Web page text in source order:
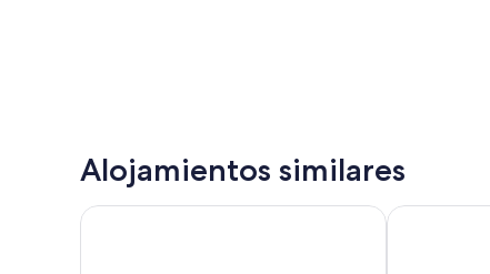
Alojamientos similares
U-Hotel Aduana Ribadeo Parador De